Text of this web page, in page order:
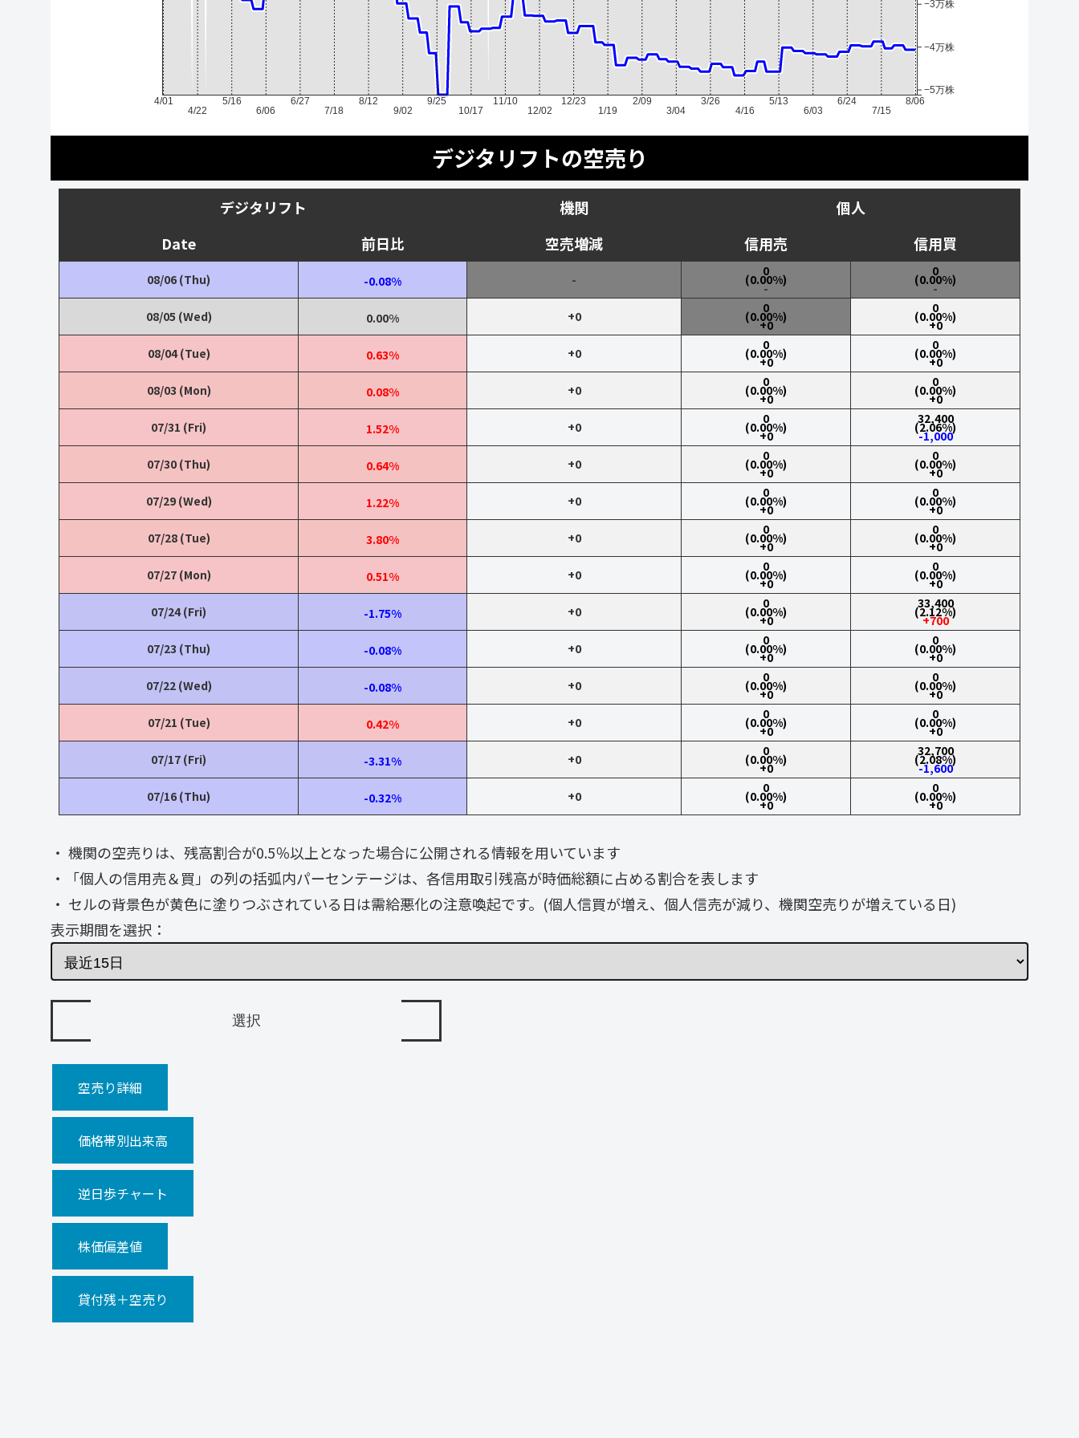
4/01
4/22
5/16
6/06
6/27
7/18
8/12
9/02
9/25
10/17
11/10
12/02
12/23
1/19
2/09
3/04
3/26
4/16
5/13
6/03
6/24
7/15
8/06
−5万株
−4万株
−3万株
デジタリフトの空売り
デジタリフト 機関
個人
Date
前日比 空売増減 信用売 信用買
08/06 (Thu) -0.08% -
0
(0.00%)
-
0
(0.00%)
-
08/05 (Wed)
0.00% +0
0
(0.00%)
+0
0
(0.00%)
+0
08/04 (Tue)
0.63% +0
0
(0.00%)
+0
0
(0.00%)
+0
08/03 (Mon)
0.08% +0
0
(0.00%)
+0
0
(0.00%)
+0
07/31 (Fri)
1.52% +0
0
(0.00%)
+0
32,400
(2.06%)
-1,000
07/30 (Thu)
0.64% +0
0
(0.00%)
+0
0
(0.00%)
+0
07/29 (Wed)
1.22% +0
0
(0.00%)
+0
0
(0.00%)
+0
07/28 (Tue)
3.80% +0
0
(0.00%)
+0
0
(0.00%)
+0
07/27 (Mon)
0.51% +0
0
(0.00%)
+0
0
(0.00%)
+0
07/24 (Fri)
-1.75% +0
0
(0.00%)
+0
33,400
(2.12%)
+700
07/23 (Thu)
-0.08% +0
0
(0.00%)
+0
0
(0.00%)
+0
07/22 (Wed)
-0.08% +0
0
(0.00%)
+0
0
(0.00%)
+0
07/21 (Tue)
0.42% +0
0
(0.00%)
+0
0
(0.00%)
+0
07/17 (Fri)
-3.31% +0
0
(0.00%)
+0
32,700
(2.08%)
-1,600
07/16 (Thu)
-0.32% +0
0
(0.00%)
+0
0
(0.00%)
+0
・ 機関の空売りは、残高割合が0.5％以上となった場合に公開される情報を用いています
・「個人の信用売＆買」の列の括弧内パーセンテージは、各信用取引残高が時価総額に占める割合を表します
・ セルの背景色が黄色に塗りつぶされている日は需給悪化の注意喚起です。(個人信買が増え、個人信売が減り、機関空売りが増えている日)
表示期間を選択：
空売り詳細
価格帯別出来高
逆日歩チャート
株価偏差値
貸付残＋空売り